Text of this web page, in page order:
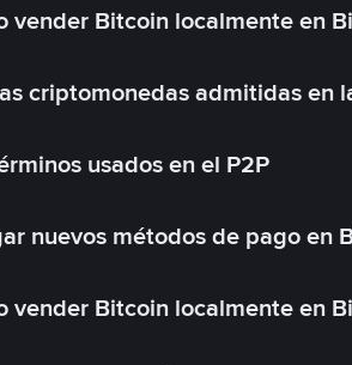
vender Bitcoin localmente en
criptomonedas admitidas en
usados en el P2P
nuevos métodos de pago en
vender Bitcoin localmente en